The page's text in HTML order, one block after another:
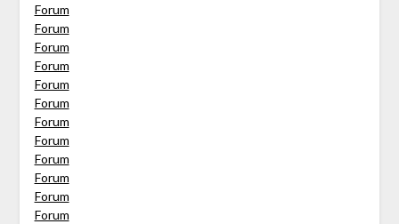
Forum
Forum
Forum
Forum
Forum
Forum
Forum
Forum
Forum
Forum
Forum
Forum